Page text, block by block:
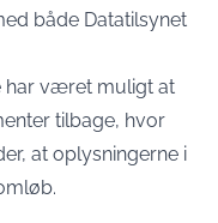
både Datatilsynet
har været muligt at
tilbage, hvor
at oplysningerne i